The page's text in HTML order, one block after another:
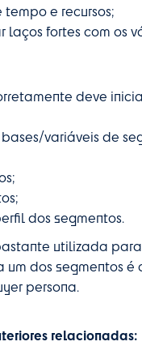
e recursos;
laços fortes com os
deve
variáveis de
dos segmentos.
utilizada para
um dos segmentos é
persona.
relacionadas: